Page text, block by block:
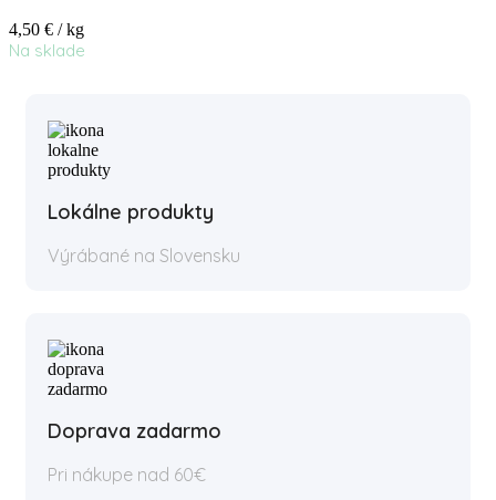
4,50 € / kg
Na sklade
Lokálne produkty
Výrábané na Slovensku
Doprava zadarmo
Pri nákupe nad 60€